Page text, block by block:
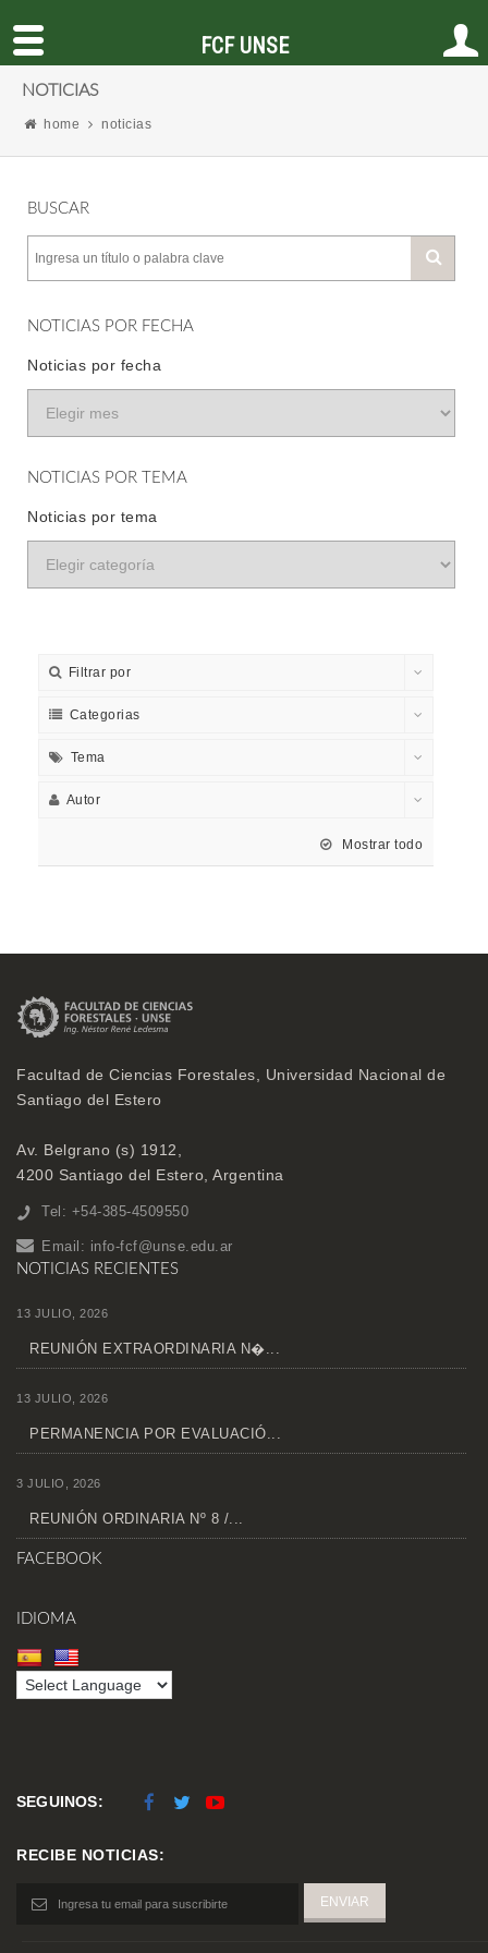
NOTICIAS
home noticias
BUSCAR
NOTICIAS POR FECHA
Noticias por fecha
NOTICIAS POR TEMA
Noticias por tema
Filtrar por
Categorias
Tema
Autor
Mostrar todo
Facultad de Ciencias Forestales, Universidad Nacional de
Santiago del Estero
Av. Belgrano (s) 1912,
4200 Santiago del Estero, Argentina
Tel: +54-385-4509550
Email: info-fcf@unse.edu.ar
NOTICIAS RECIENTES
13 JULIO, 2026
REUNIÓN EXTRAORDINARIA N�...
13 JULIO, 2026
PERMANENCIA POR EVALUACIÓ...
3 JULIO, 2026
REUNIÓN ORDINARIA Nº 8 /...
FACEBOOK
IDIOMA
SEGUINOS:
RECIBE NOTICIAS:
FCF UNSE